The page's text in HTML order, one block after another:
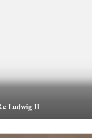
Ludwig II